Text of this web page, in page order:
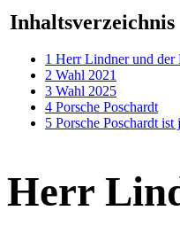
Inhaltsverzeichnis
1 Herr Lindner und der
2 Wahl 2021
3 Wahl 2025
4 Porsche Poschardt
5 Porsche Poschardt
Herr